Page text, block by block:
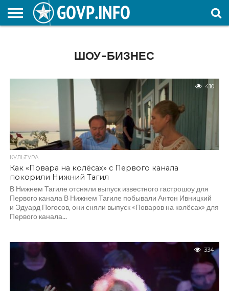
ОБРАЗОВАНИЕШОУ-БИЗНЕС
410
КУЛЬТУРА
Как «Повара на колёсах» с Первого канала
покорили Нижний Тагил
В Нижнем Тагиле отсняли выпуск известного гастрошоу для
Первого канала В Нижнем Тагиле побывали Антон Ивницкий
и Эдуард Погосов, они сняли выпуск «Поваров на колёсах» для
Первого канала...
334